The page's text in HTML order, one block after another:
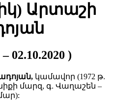
Արտաշի
02.10.2020 )
կամավոր (1972 թ.
մարզ, գ. Վաղաշեն –